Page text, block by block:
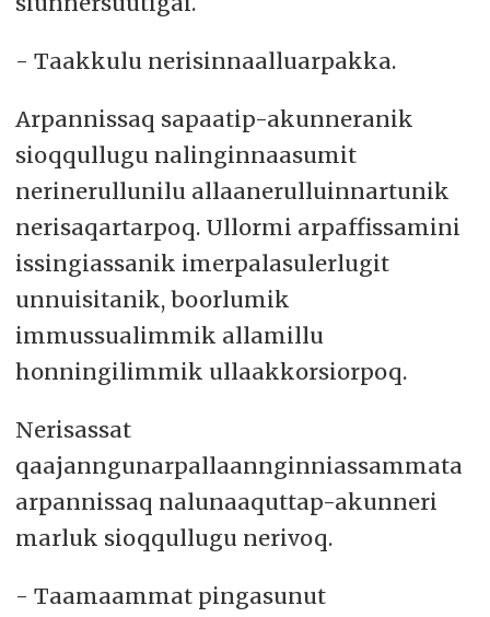
- Taakkulu nerisinnaalluarpakka.
Arpannissaq sapaatip-akunneranik
sioqqullugu nalinginnaasumit
nerinerullunilu allaanerulluinnartunik
nerisaqartarpoq. Ullormi arpaffissamini
issingiassanik imerpalasulerlugit
unnuisitanik, boorlumik
immussualimmik allamillu
honningilimmik ullaakkorsiorpoq.
Nerisassat
qaajanngunarpallaannginniassammata
arpannissaq nalunaaquttap-akunneri
marluk sioqqullugu nerivoq.
- Taamaammat pingasunut